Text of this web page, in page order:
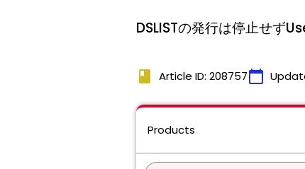
DSLISTの発行は停止せず
book Article ID: 208757calendar_today
Products